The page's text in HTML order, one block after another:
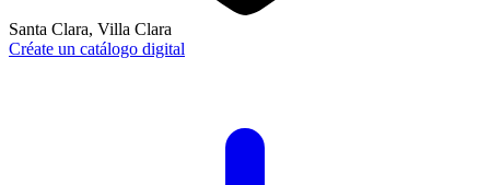
Santa Clara, Villa Clara
Créate un catálogo digital